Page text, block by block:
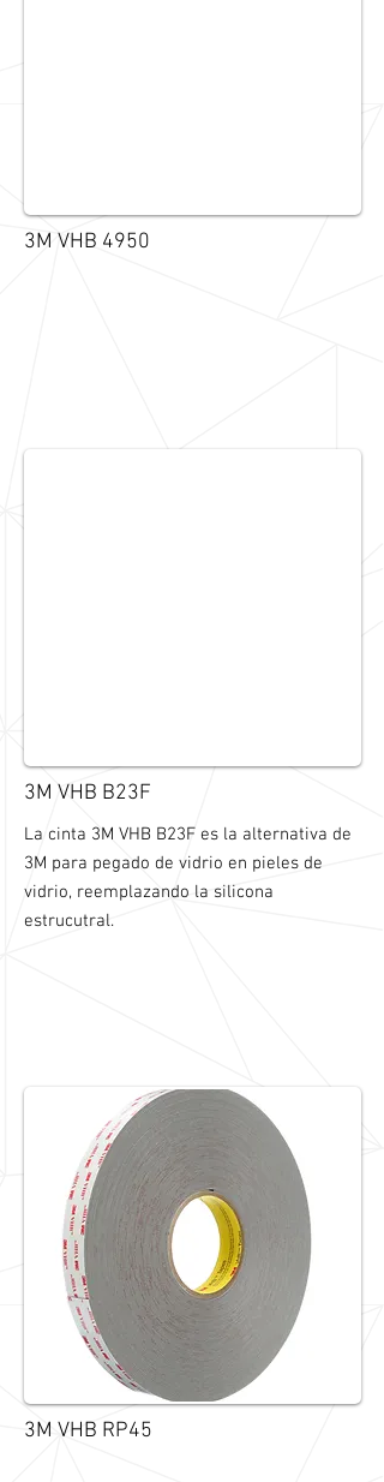
3M VHB 4950
3M VHB B23F
La cinta 3M VHB B23F es la alternativa de
3M para pegado de vidrio en pieles de
vidrio, reemplazando la silicona
estrucutral.
3M VHB RP45